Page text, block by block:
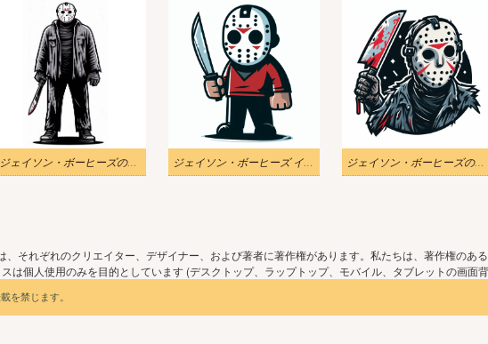
ジェイソン・ボーヒーズのイラスト ジェイソン・ボーヒーズ イラスト 無料 ジェイソン・ボーヒーズのイラスト無料画像
、それぞれのクリエイター、デザイナー、および著者に著作権があります。私たちは、著作権の
は個人使用のみを目的としています (デスクトップ、ラップトップ、モバイル、タブレットの画面
を禁じます。